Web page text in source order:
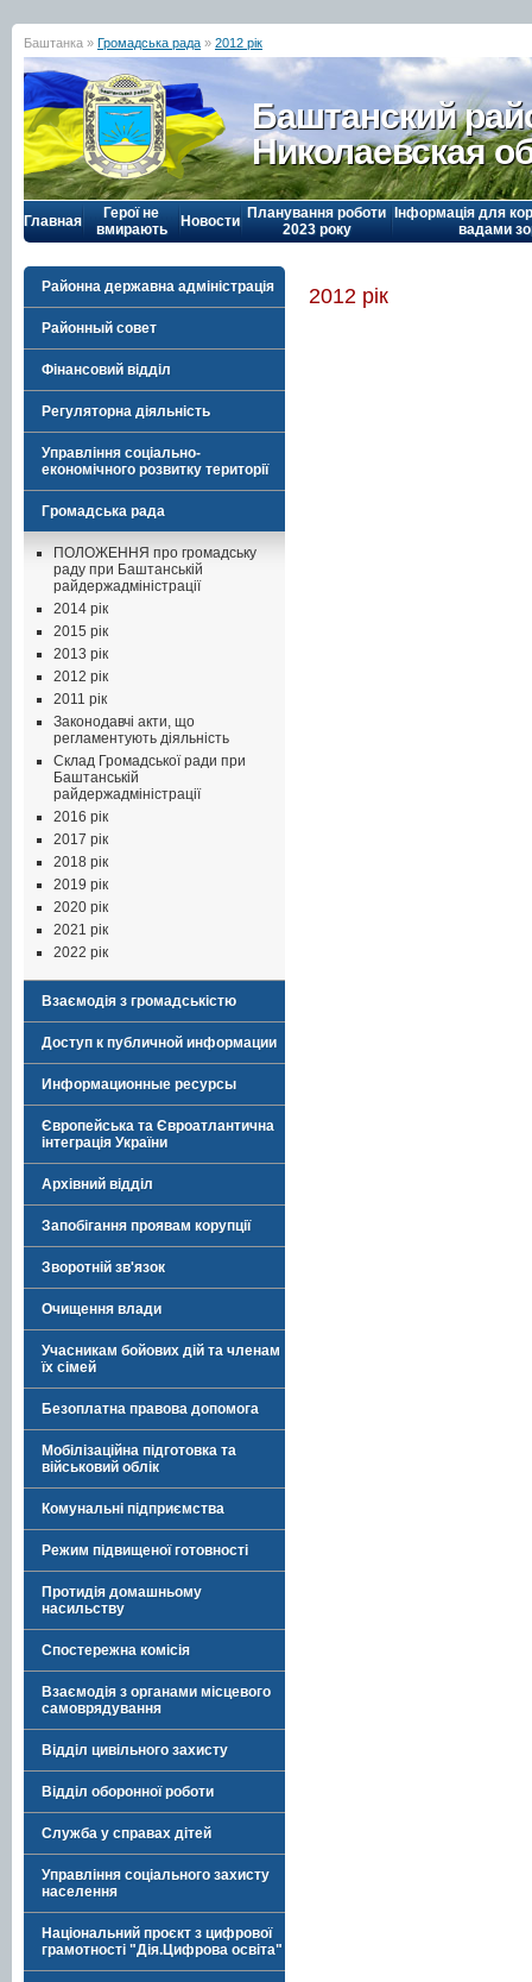
Баштанка » Громадська рада » 2012 рік
Баштанский
Николаевская
Главная
Герої не
вмирають
Новости Планування роботи
2023 року
Інформація для
вадами
Районна державна адміністрація
Районный совет
Фінансовий відділ
Регуляторна діяльність
Управління соціально-
економічного розвитку території
Громадська рада
ПОЛОЖЕННЯ про громадську
раду при Баштанській
райдержадміністрації
2014 рік
2015 рік
2013 рік
2012 рік
2011 рік
Законодавчі акти, що
регламентують діяльність
Склад Громадської ради при
Баштанській
райдержадміністрації
2016 рік
2017 рік
2018 рік
2019 рік
2020 рік
2021 рік
2022 рік
Взаємодія з громадськістю
Доступ к публичной информации
Информационные ресурсы
Європейська та Євроатлантична
інтеграція України
Архівний відділ
Запобігання проявам корупції
Зворотній зв'язок
Очищення влади
Учасникам бойових дій та членам
їх сімей
Безоплатна правова допомога
Мобілізаційна підготовка та
військовий облік
Комунальні підприємства
Режим підвищеної готовності
Протидія домашньому
насильству
Спостережна комісія
Взаємодія з органами місцевого
самоврядування
Відділ цивільного захисту
Відділ оборонної роботи
Служба у справах дітей
Управління соціального захисту
населення
Національний проєкт з цифрової
грамотності "Дія.Цифрова освіта"
2012 рік